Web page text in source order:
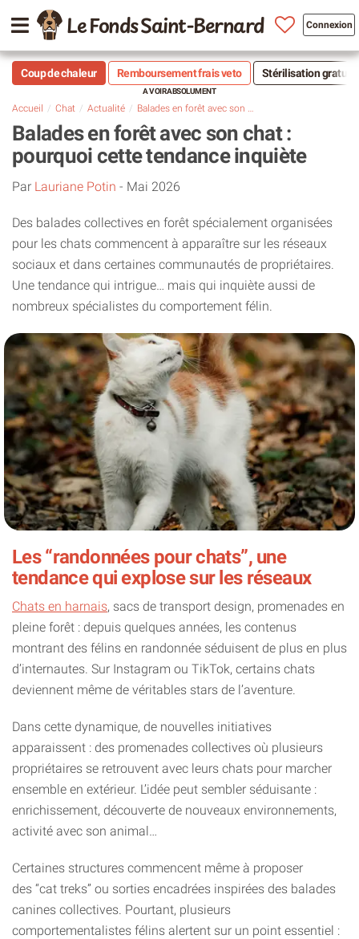
Le Fonds Saint-Bernard Connexion
Coup de chaleur Remboursement frais veto Stérilisation
Accueil Chat Actualité Balades en forêt avec son chat : pourquoi cette tendance inquiète
Balades en forêt avec son chat :
pourquoi cette tendance inquiète
Par Lauriane Potin - Mai 2026
Des balades collectives en forêt spécialement organisées
pour les chats commencent à apparaître sur les réseaux
sociaux et dans certaines communautés de propriétaires.
Une tendance qui intrigue… mais qui inquiète aussi de
nombreux spécialistes du comportement félin.
Les “randonnées pour chats”, une
tendance qui explose sur les réseaux
Chats en harnais, sacs de transport design, promenades en
pleine forêt : depuis quelques années, les contenus
montrant des félins en randonnée séduisent de plus en plus
d’internautes. Sur Instagram ou TikTok, certains chats
deviennent même de véritables stars de l’aventure.
Dans cette dynamique, de nouvelles initiatives
apparaissent : des promenades collectives où plusieurs
propriétaires se retrouvent avec leurs chats pour marcher
ensemble en extérieur. L’idée peut sembler séduisante :
enrichissement, découverte de nouveaux environnements,
activité avec son animal…
Certaines structures commencent même à proposer
des “cat treks” ou sorties encadrées inspirées des balades
canines collectives. Pourtant, plusieurs
comportementalistes félins alertent sur un point essentiel :